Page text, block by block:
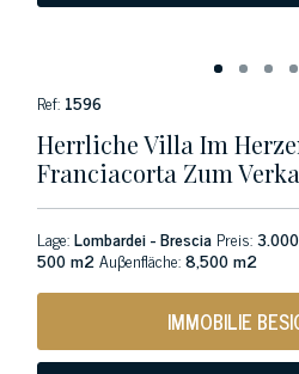
Ref: 1596
Herrliche Villa Im
Franciacorta Zum
Lage:Lombardei - Brescia Preis:
500 m2Auβenfläche:8,500 m2
IMMOBILIE